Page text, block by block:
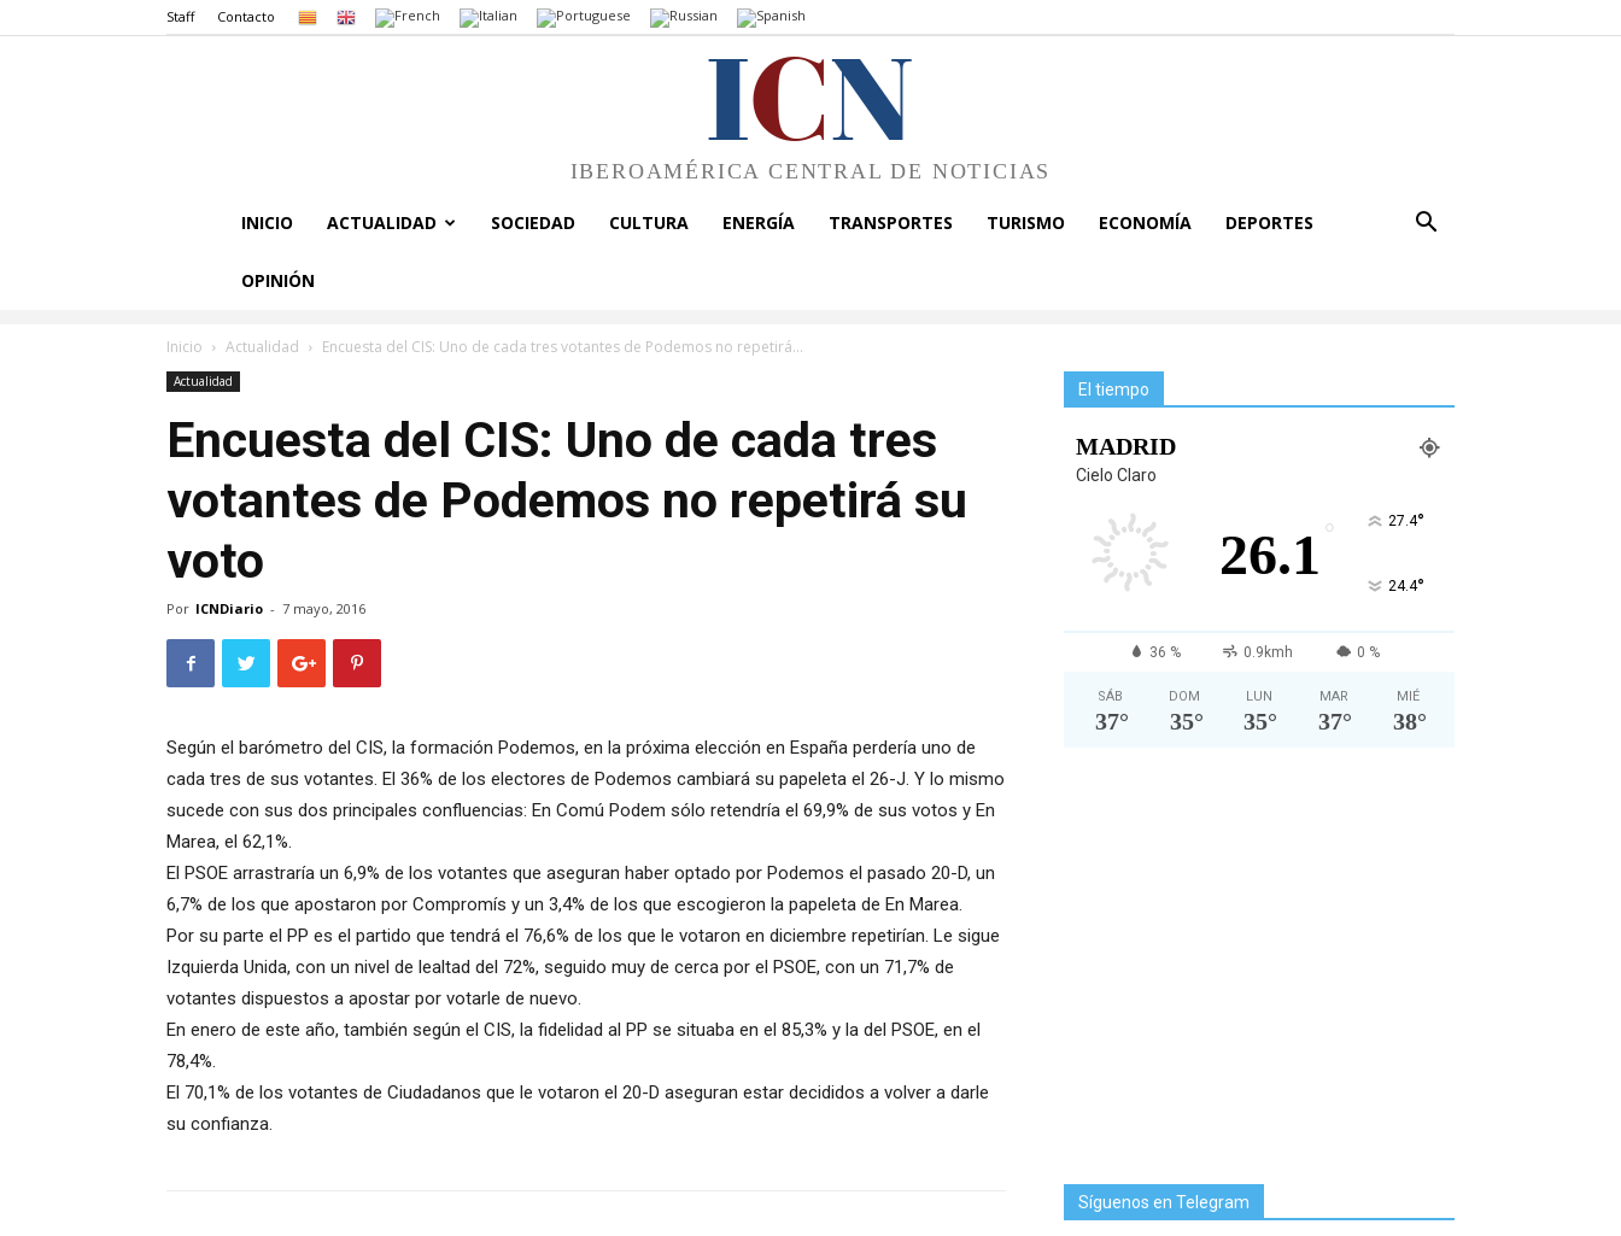
Staff Contacto
ICN
IBEROAMÉRICA CENTRAL DE NOTICIAS
INICIO ACTUALIDAD SOCIEDAD CULTURA ENERGÍA TRANSPORTES TURISMO ECONOMÍA DEPORTES
OPINIÓN
Inicio Actualidad Encuesta del CIS: Uno de cada tres votantes de Podemos no repetirá...
Actualidad
Encuesta del CIS: Uno de cada tres
votantes de Podemos no repetirá su
voto
Por ICNDiario - 7 mayo, 2016
Según el barómetro del CIS, la formación Podemos, en la próxima elección en España perdería uno de
cada tres de sus votantes. El 36% de los electores de Podemos cambiará su papeleta el 26-J. Y lo mismo
sucede con sus dos principales confluencias: En Comú Podem sólo retendría el 69,9% de sus votos y En
Marea, el 62,1%.
El PSOE arrastraría un 6,9% de los votantes que aseguran haber optado por Podemos el pasado 20-D, un
6,7% de los que apostaron por Compromís y un 3,4% de los que escogieron la papeleta de En Marea.
Por su parte el PP es el partido que tendrá el 76,6% de los que le votaron en diciembre repetirían. Le sigue
Izquierda Unida, con un nivel de lealtad del 72%, seguido muy de cerca por el PSOE, con un 71,7% de
votantes dispuestos a apostar por votarle de nuevo.
En enero de este año, también según el CIS, la fidelidad al PP se situaba en el 85,3% y la del PSOE, en el
78,4%.
El 70,1% de los votantes de Ciudadanos que le votaron el 20-D aseguran estar decididos a volver a darle
su confianza.
El tiempo
MADRID
Cielo Claro
26.1 ° 27.4°
24.4°
36 % 0.9kmh 0 %
SÁB
37°
DOM
35°
LUN
35°
MAR
37°
MIÉ
38°
Síguenos en Telegram